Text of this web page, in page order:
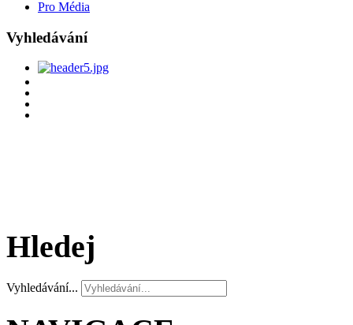
Pro Média
Vyhledávání
Hledej
Vyhledávání...